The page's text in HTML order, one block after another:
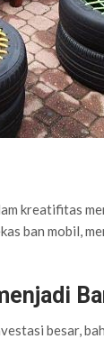
kreatifitas
ban mobil,
besar,